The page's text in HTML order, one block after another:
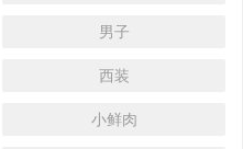
男子
西装
小鲜肉